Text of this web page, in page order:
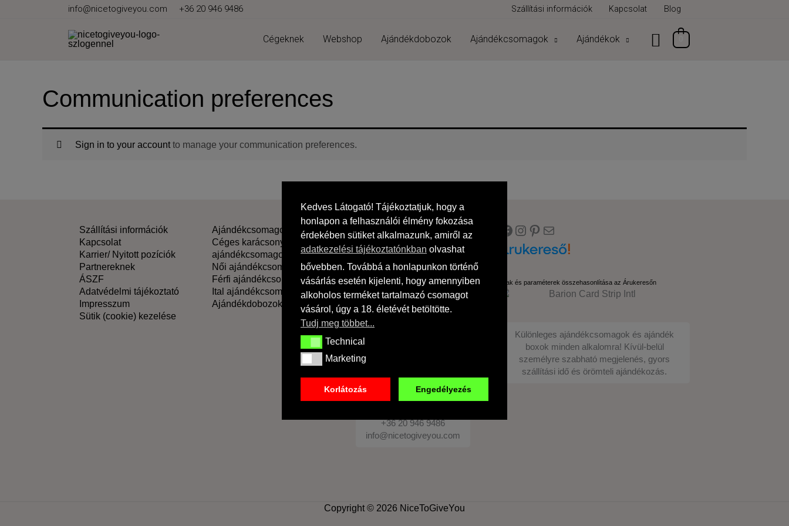
Kedves Látogató! Tájékoztatjuk, hogy a
honlapon a felhasználói élmény fokozása
érdekében sütiket alkalmazunk, amiről az
adatkezelési tájékoztatónkban olvashat
bővebben. Továbbá a honlapunkon történő
vásárlás esetén kijelenti, hogy amennyiben
alkoholos terméket tartalmazó csomagot
vásárol, úgy a 18. életévét betöltötte.
Tudj meg többet...
TechnicalTechnical
MarketingMarketing
Engedélyezés
Korlátozás
info@nicetogiveyou.com +36 20 946 9486 Szállítási információk Kapcsolat Blog
Cégeknek Webshop Ajándékdobozok Ajándékcsomagok Ajándékok
Communication preferences
Sign in to your accountto manage your communication preferences.
Szállítási információk
Kapcsolat
Karrier/ Nyitott pozíciók
Partnereknek
ÁSZF
Adatvédelmi tájékoztató
Impresszum
Sütik (cookie) kezelése
Ajándékcsomagok
Céges karácsonyi
ajándékcsomagok
Női ajándékcsomagok
Férfi ajándékcsomagok
Ital ajándékcsomagok
Ajándékdobozok
minden hétköznap
+36 20 946 9486
info@nicetogiveyou.com
Facebook
Instagram
Pinterest
E-mail
Árak és paraméterek összehasonlítása az Árukeresőn
Különleges ajándékcsomagok és ajándék
boxok minden alkalomra! Kívül-belül
személyre szabható megjelenés, gyors
szállítási idő és örömteli ajándékozás.
Copyright © 2026 NiceToGiveYou